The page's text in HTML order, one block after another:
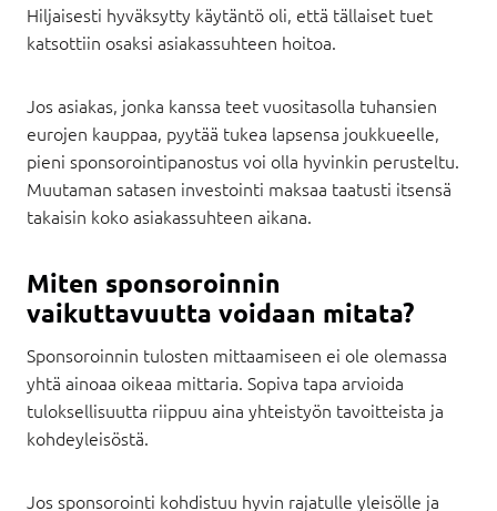
Hiljaisesti hyväksytty käytäntö oli, että tällaiset tuet
katsottiin osaksi asiakassuhteen hoitoa.
Jos asiakas, jonka kanssa teet vuositasolla tuhansien
eurojen kauppaa, pyytää tukea lapsensa joukkueelle,
pieni sponsorointipanostus voi olla hyvinkin perusteltu.
Muutaman satasen investointi maksaa taatusti itsensä
takaisin koko asiakassuhteen aikana.
Miten sponsoroinnin
vaikuttavuutta voidaan mitata?
Sponsoroinnin tulosten mittaamiseen ei ole olemassa
yhtä ainoaa oikeaa mittaria. Sopiva tapa arvioida
tuloksellisuutta riippuu aina yhteistyön tavoitteista ja
kohdeyleisöstä.
Jos sponsorointi kohdistuu hyvin rajatulle yleisölle ja